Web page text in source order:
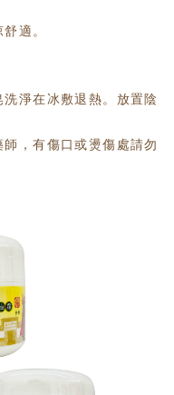
適。
淨在冰敷退熱。放置陰
，有傷口或燙傷處請勿